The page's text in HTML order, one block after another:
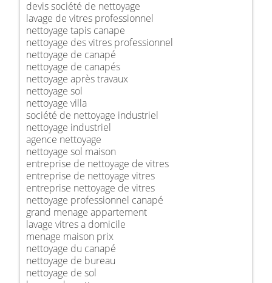
devis société de nettoyage
lavage de vitres professionnel
nettoyage tapis canape
nettoyage des vitres professionnel
nettoyage de canapé
nettoyage de canapés
nettoyage après travaux
nettoyage sol
nettoyage villa
société de nettoyage industriel
nettoyage industriel
agence nettoyage
nettoyage sol maison
entreprise de nettoyage de vitres
entreprise de nettoyage vitres
entreprise nettoyage de vitres
nettoyage professionnel canapé
grand menage appartement
lavage vitres a domicile
menage maison prix
nettoyage du canapé
nettoyage de bureau
nettoyage de sol